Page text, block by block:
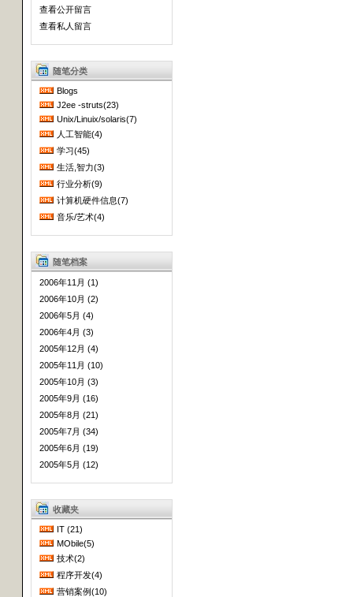
查看公开留言
查看私人留言
随笔分类
Blogs
J2ee -struts(23)
Unix/Linuix/solaris(7)
人工智能(4)
学习(45)
生活,智力(3)
行业分析(9)
计算机硬件信息(7)
音乐/艺术(4)
随笔档案
2006年11月 (1)
2006年10月 (2)
2006年5月 (4)
2006年4月 (3)
2005年12月 (4)
2005年11月 (10)
2005年10月 (3)
2005年9月 (16)
2005年8月 (21)
2005年7月 (34)
2005年6月 (19)
2005年5月 (12)
收藏夹
IT (21)
MObile(5)
技术(2)
程序开发(4)
营销案例(10)